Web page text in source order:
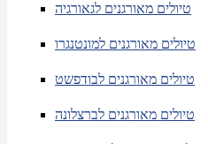
טיולים מאורגנים לגאורגיה
טיולים מאורגנים למונטנגרו
טיולים מאורגנים לבודפשט
טיולים מאורגנים לברצלונה